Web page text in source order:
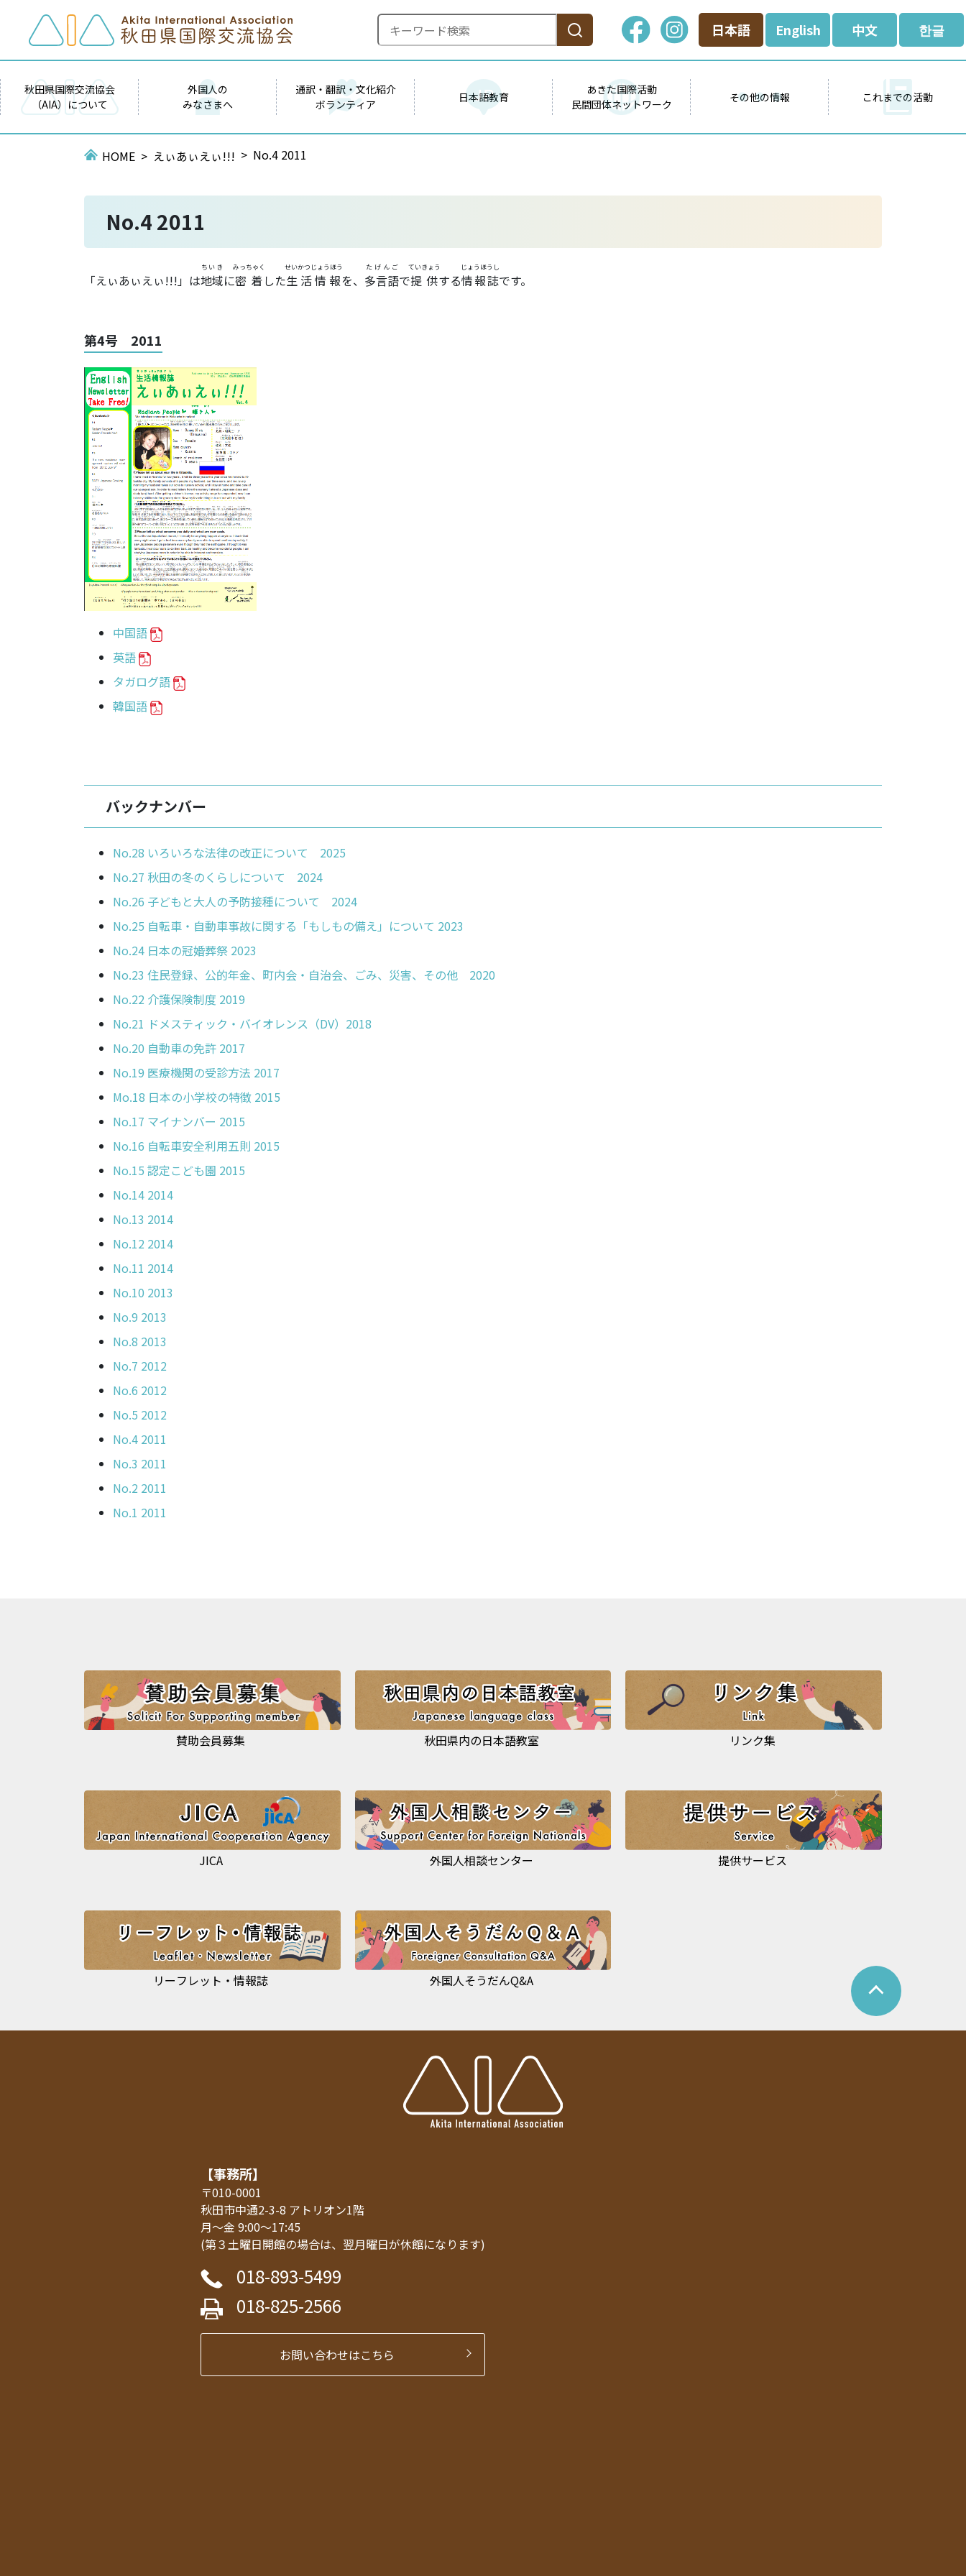
日本語 English 中文 한글
秋田県国際交流協会
（AIA）について
外国人の
みなさまへ
通訳・翻訳・文化紹介
ボランティア
日本語教育
あきた国際活動
民間団体ネットワーク
その他の情報 これまでの活動
HOME えぃあぃえぃ!!! No.4 2011
No.4 2011
「えぃあぃえぃ!!!」は地域
ちいき
に密着
みっちゃく
した生活情報
せいかつじょうほう
を、 多言語
たげんご
で提供
ていきょう
する情報誌
じょうほうし
です。
第4号 2011
中国語
英語
タガログ語
韓国語
バックナンバー
No.28 いろいろな法律の改正について 2025
No.27 秋田の冬のくらしについて 2024
No.26 子どもと大人の予防接種について 2024
No.25 自転車・自動車事故に関する「もしもの備え」について 2023
No.24 日本の冠婚葬祭 2023
No.23 住民登録、公的年金、町内会・自治会、ごみ、災害、その他 2020
No.22 介護保険制度 2019
No.21 ドメスティック・バイオレンス（DV）2018
No.20 自動車の免許 2017
No.19 医療機関の受診方法 2017
Mo.18 日本の小学校の特徴 2015
No.17 マイナンバー 2015
No.16 自転車安全利用五則 2015
No.15 認定こども園 2015
No.14 2014
No.13 2014
No.12 2014
No.11 2014
No.10 2013
No.9 2013
No.8 2013
No.7 2012
No.6 2012
No.5 2012
No.4 2011
No.3 2011
No.2 2011
No.1 2011
賛助会員募集 秋田県内の日本語教室 リンク集
JICA 外国人相談センター 提供サービス
リーフレット・情報誌 外国人そうだんQ&A
【事務所】
〒010-0001
秋田市中通2-3-8 アトリオン1階
月～金 9:00～17:45
(第３土曜日開館の場合は、翌月曜日が休館になります)
018-893-5499
018-825-2566
お問い合わせはこちら